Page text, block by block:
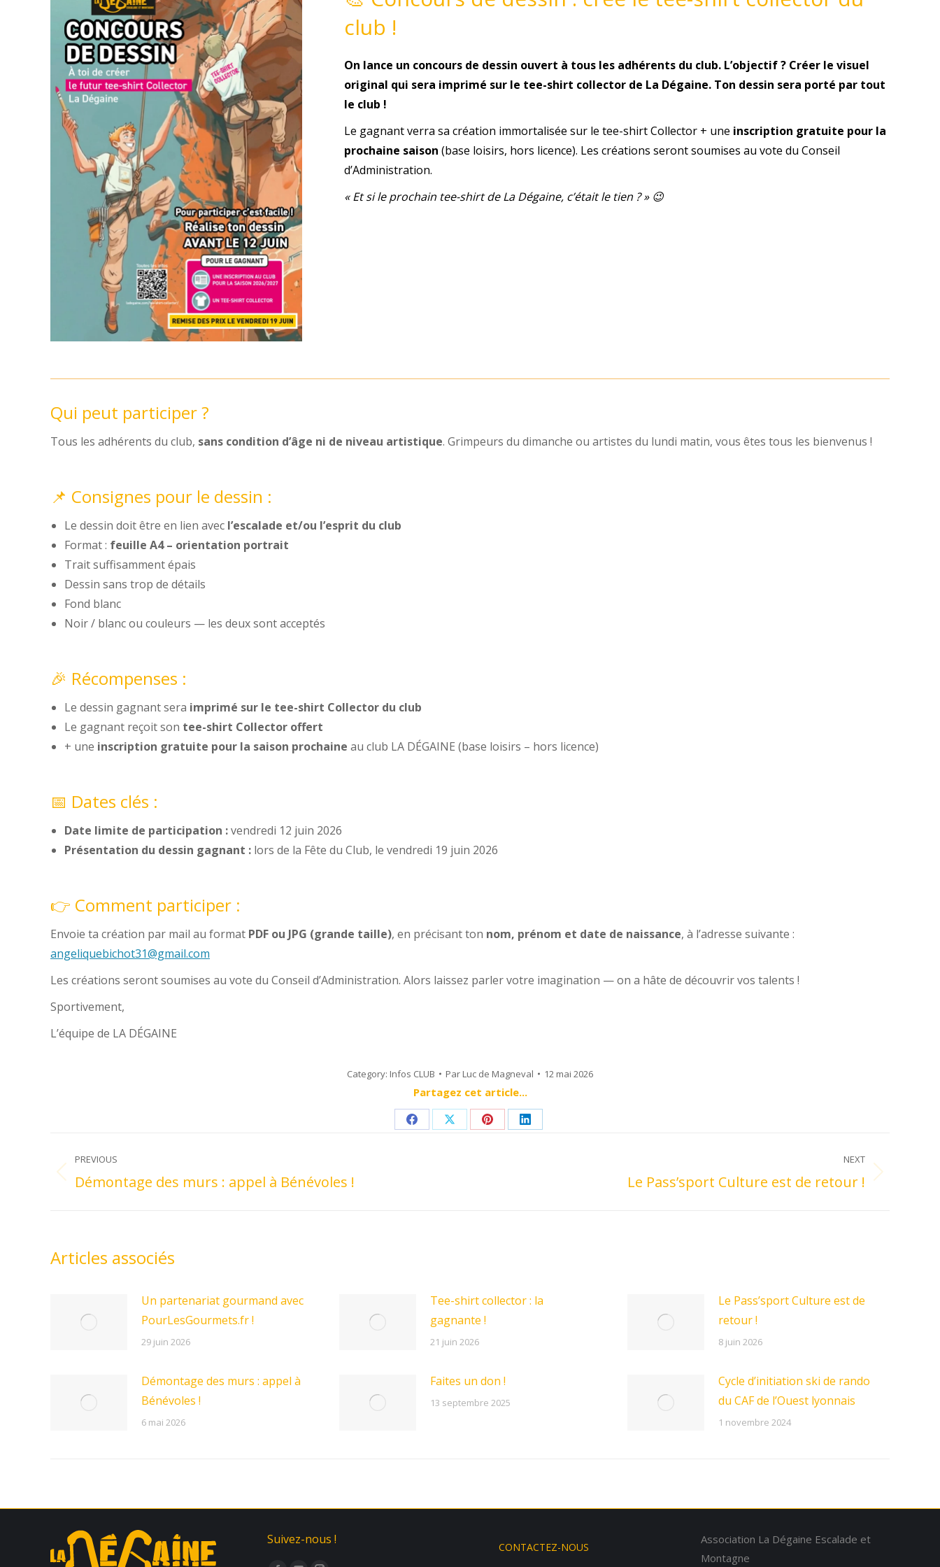
club !
On lance un concours de dessin ouvert à tous les adhérents du club. L’objectif ? Créer le visuel
original qui sera imprimé sur le tee-shirt collector de La Dégaine. Ton dessin sera porté par tout
le club !
Le gagnant verra sa création immortalisée sur le tee-shirt Collector + une inscription gratuite pour la
prochaine saison (base loisirs, hors licence). Les créations seront soumises au vote du Conseil
d’Administration.
« Et si le prochain tee-shirt de La Dégaine, c’était le tien ? » 😉
Qui peut participer ?
Tous les adhérents du club, sans condition d’âge ni de niveau artistique. Grimpeurs du dimanche ou artistes du lundi matin, vous êtes tous les bienvenus !
📌 Consignes pour le dessin :
Le dessin doit être en lien avec l’escalade et/ou l’esprit du club
Format : feuille A4 – orientation portrait
Trait suffisamment épais
Dessin sans trop de détails
Fond blanc
Noir / blanc ou couleurs — les deux sont acceptés
🎉 Récompenses :
Le dessin gagnant sera imprimé sur le tee-shirt Collector du club
Le gagnant reçoit son tee-shirt Collector offert
+ une inscription gratuite pour la saison prochaine au club LA DÉGAINE (base loisirs – hors licence)
📅 Dates clés :
Date limite de participation :vendredi 12 juin 2026
Présentation du dessin gagnant : lors de la Fête du Club, le vendredi 19 juin 2026
👉 Comment participer :
Envoie ta création par mail au format PDF ou JPG (grande taille), en précisant ton nom, prénom et date de naissance, à l’adresse suivante :
angeliquebichot31@gmail.com
Les créations seront soumises au vote du Conseil d’Administration. Alors laissez parler votre imagination — on a hâte de découvrir vos talents !
Sportivement,
L’équipe de LA DÉGAINE
Category: Infos CLUB Par Luc de Magneval 12 mai 2026
Partagez cet article...
Share Share Share Share
navigation
PREVIOUS
Previous
Démontage des murs : appel à Bénévoles !
NEXT
Le Pass’sport Culture est de retour !
Articles associés
Un partenariat gourmand avec
PourLesGourmets.fr !
29 juin 2026
Tee-shirt collector : la
gagnante !
21 juin 2026
Le Pass’sport Culture est de
retour !
8 juin 2026
Démontage des murs : appel à
Bénévoles !
6 mai 2026
Faites un don !
13 septembre 2025
Cycle d’initiation ski de rando
du CAF de l’Ouest lyonnais
1 novembre 2024
Suivez-nous !
CONTACTEZ-NOUS
Association La Dégaine Escalade et
Montagne